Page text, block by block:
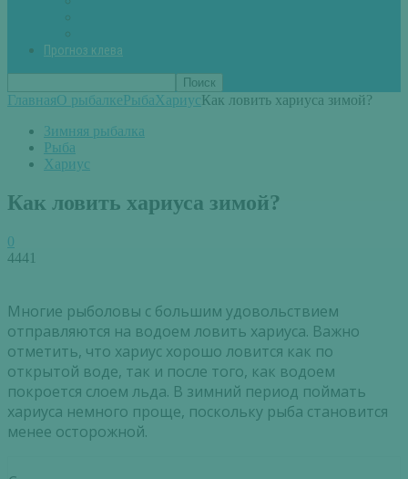
Прогноз клева
ГлавнаяО рыбалкеРыбаХариусКак ловить хариуса зимой?
Зимняя рыбалка
Рыба
Хариус
Как ловить хариуса зимой?
0
4441
Многие рыболовы с большим удовольствием
отправляются на водоем ловить хариуса. Важно
отметить, что хариус хорошо ловится как по
открытой воде, так и после того, как водоем
покроется слоем льда. В зимний период поймать
хариуса немного проще, поскольку рыба становится
менее осторожной.